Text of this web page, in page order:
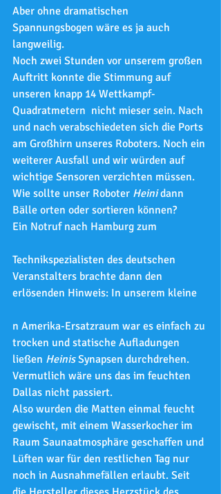
Aber ohne dramatischen
Spannungsbogen wäre es ja auch
langweilig.
Noch zwei Stunden vor unserem großen
Auftritt konnte die Stimmung auf
unseren knapp 14 Wettkampf-
Quadratmetern  nicht mieser sein. Nach
und nach verabschiedeten sich die Ports
am Großhirn unseres Roboters. Noch ein
weiterer Ausfall und wir würden auf
wichtige Sensoren verzichten müssen.
Wie sollte unser Roboter Heini dann
Bälle orten oder sortieren können?
Ein Notruf nach Hamburg zum
Technikspezialisten des deutschen
Veranstalters brachte dann den
erlösenden Hinweis: In unserem kleine
n Amerika-Ersatzraum war es einfach zu
trocken und statische Aufladungen
ließen Heinis Synapsen durchdrehen.
Vermutlich wäre uns das im feuchten
Dallas nicht passiert.
Also wurden die Matten einmal feucht
gewischt, mit einem Wasserkocher im
Raum Saunaatmosphäre geschaffen und
Lüften war für den restlichen Tag nur
noch in Ausnahmefällen erlaubt. Seit